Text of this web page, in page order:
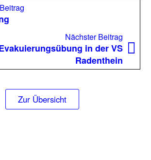
Nächster Beitrag
in der VS
Radenthein
Zur Übersicht